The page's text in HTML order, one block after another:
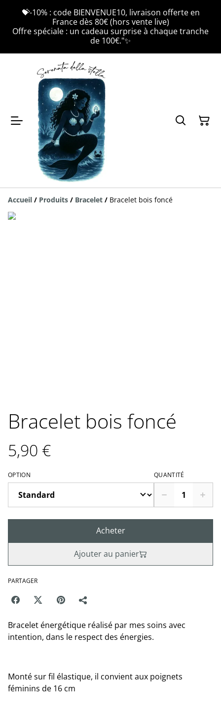
💝-10% : code BIENVENUE10, livraison offerte en
France dès 80€ (hors vente live)
Offre spéciale : un cadeau surprise à chaque tranche
de 100€."✨
Accueil / Produits / Bracelet / Bracelet bois foncé
Bracelet bois foncé
5,90 €
OPTION QUANTITÉ
Acheter
Ajouter au panier
PARTAGER
Bracelet énergétique réalisé par mes soins avec
intention, dans le respect des énergies.
Monté sur fil élastique, il convient aux poignets
féminins de 16 cm